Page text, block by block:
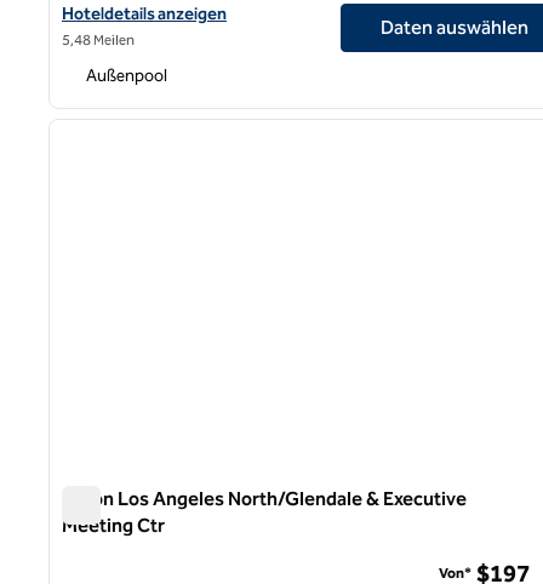
Hoteldetails für das Hilton Santa Monica Hotel & Suites anzeigen
Hoteldetails anzeigen
5,48 Meilen
Daten auswählen
Außenpool
1 von 12
Hilton Los Angeles North/Glendale & Executive
Meeting Ctr
Von* $197